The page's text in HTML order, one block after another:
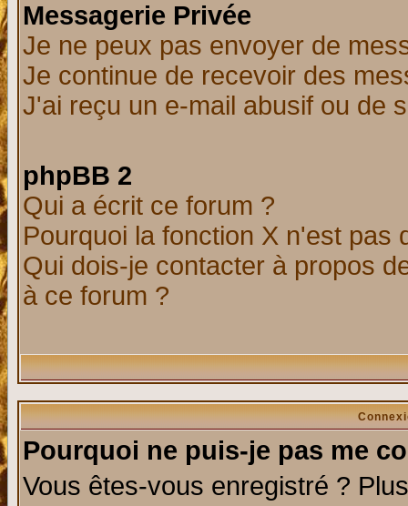
Messagerie Privée
Je ne peux pas envoyer de
Je continue de recevoir des
J'ai reçu un e-mail abusif ou de
phpBB 2
Qui a écrit ce forum ?
Pourquoi la fonction X n'est pas
Qui dois-je contacter à propos
à ce forum ?
Pourquoi ne puis-je pas me
Vous êtes-vous enregistré ?